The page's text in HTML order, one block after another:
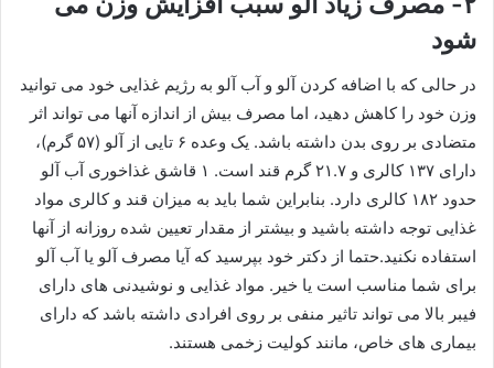
شود
در حالی که با اضافه کردن آلو و آب آلو به رژیم غذایی خود می توانید
وزن خود را کاهش دهید، اما مصرف بیش از اندازه آنها می تواند اثر
متضادی بر روی بدن داشته باشد. یک وعده ۶ تایی از آلو (۵۷ گرم)،
دارای ۱۳۷ کالری و ۲۱.۷ گرم قند است. ۱ قاشق غذاخوری آب آلو
حدود ۱۸۲ کالری دارد. بنابراین شما باید به میزان قند و کالری مواد
غذایی توجه داشته باشید و بیشتر از مقدار تعیین شده روزانه از آنها
استفاده نکنید.حتما از دکتر خود بپرسید که آیا مصرف آلو یا آب آلو
برای شما مناسب است یا خیر. مواد غذایی و نوشیدنی های دارای
فیبر بالا می تواند تاثیر منفی بر روی افرادی داشته باشد که دارای
بیماری های خاص، مانند کولیت زخمی هستند.